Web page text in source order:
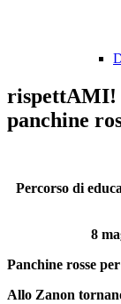
rispettAMI!
panchine
Percorso di
8
Panchine rosse
Allo Zanon